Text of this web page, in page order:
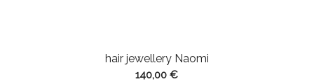
hair jewellery Naomi
140,00€